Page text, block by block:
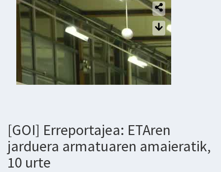
[GOI] Erreportajea: ETAren
jarduera armatuaren amaieratik,
10 urte